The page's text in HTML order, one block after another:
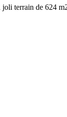
terrain de 624